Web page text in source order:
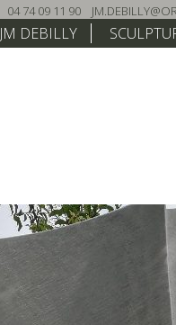
04 74 09 11 90
JM DEBILLY